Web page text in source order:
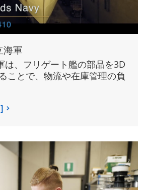
海軍
は、フリゲート艦の部品を3D
ことで、物流や在庫管理の負